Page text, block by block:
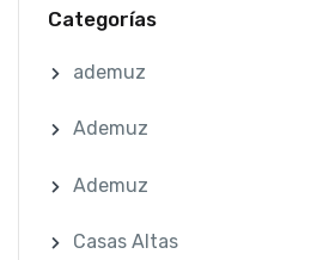
Categorías
ademuz
Ademuz
Ademuz
Casas Altas